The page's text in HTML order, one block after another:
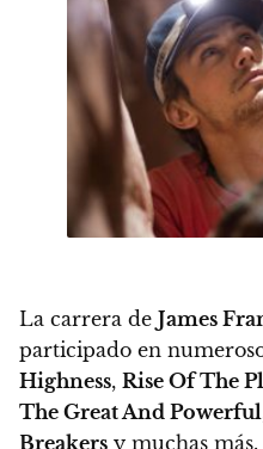
La carrera de James
participado en
Highness, Rise Of The
The Great And Powerful
Breakers y muchas más.